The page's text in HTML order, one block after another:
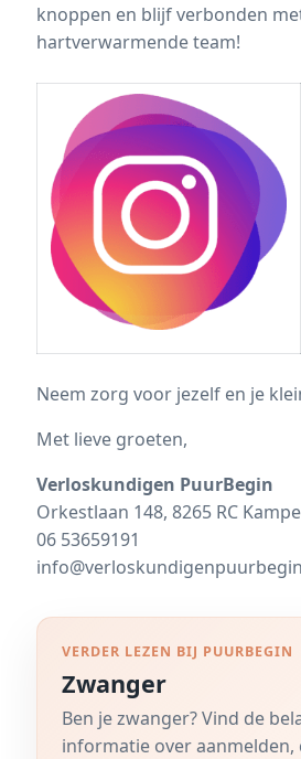
knoppen en blijf verbonden
hartverwarmende team!
Neem zorg voor jezelf en je
Met lieve groeten,
Verloskundigen PuurBegin
Orkestlaan 148, 8265 RC
06 53659191
VERDER LEZEN BIJ PUURBEGIN
Zwanger
Ben je zwanger? Vind de
informatie over aanmelden,